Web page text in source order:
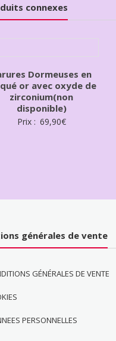
connexes
Dormeuses en
or avec oxyde de
zirconium(non
disponible)
Prix : 69,90€
générales de vente
GÉNÉRALES DE VENTE
PERSONNELLES